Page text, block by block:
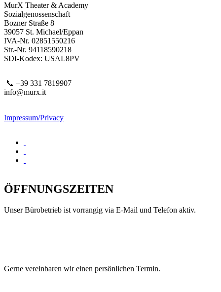
MurX Theater & Academy
Sozialgenossenschaft
Bozner Straße 8
39057 St. Michael/Eppan
IVA-Nr. 02851550216
Str.-Nr. 94118590218
SDI-Kodex: USAL8PV
📞 +39 331 7819907
info@murx.it
Impressum/Privacy
ÖFFNUNGSZEITEN
Unser Bürobetrieb ist vorrangig via E-Mail und Telefon aktiv.
Gerne vereinbaren wir einen persönlichen Termin.